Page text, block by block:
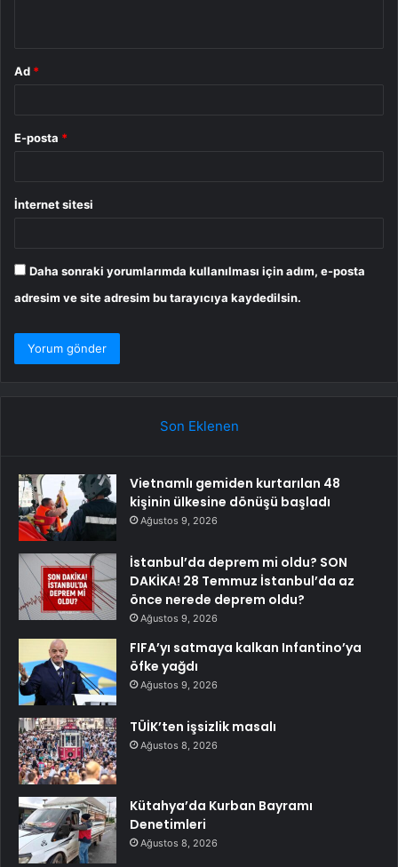
Ad *
E-posta *
İnternet sitesi
Daha sonraki yorumlarımda kullanılması için adım, e-posta
adresim ve site adresim bu tarayıcıya kaydedilsin.
Son Eklenen
Vietnamlı gemiden kurtarılan 48
kişinin ülkesine dönüşü başladı
Ağustos 9, 2026
İstanbul’da deprem mi oldu? SON
DAKİKA! 28 Temmuz İstanbul’da az
önce nerede deprem oldu?
Ağustos 9, 2026
FIFA’yı satmaya kalkan Infantino’ya
öfke yağdı
Ağustos 9, 2026
TÜİK’ten işsizlik masalı
Ağustos 8, 2026
Kütahya’da Kurban Bayramı
Denetimleri
Ağustos 8, 2026